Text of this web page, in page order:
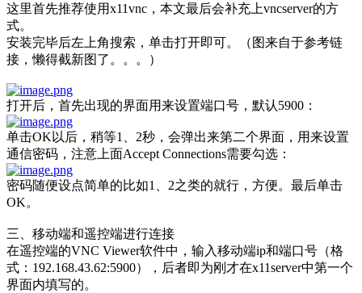
这里首先推荐使用x11vnc，本文最后会补充上vncserver的方
式。
安装完毕后左上角搜索，单击打开即可。（图来自于参考链
接，懒得截新图了。。。）
打开后，首先出现的界面用来设置端口号，默认5900：
单击OK以后，稍等1、2秒，会弹出来第二个界面，用来设置
通信密码，注意上面Accept Connections需要勾选：
密码随便设点简单的比如1、2之类的就行，方便。最后单击
OK。
三、移动端和遥控端进行连接
在遥控端的VNC Viewer软件中，输入移动端ip和端口号（格
式：192.168.43.62:5900），后者即为刚才在x11server中第一个
界面内填写的。